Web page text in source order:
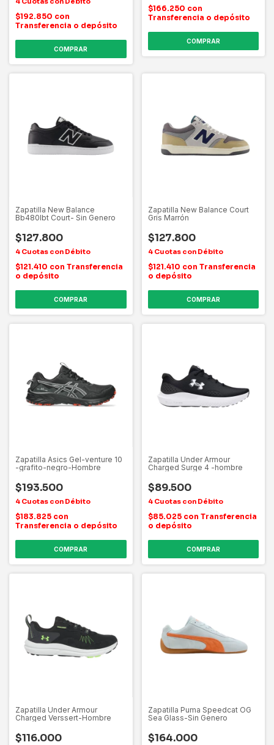
$192.850 con
Transferencia o depósito
COMPRAR
$166.250 con
Transferencia o depósito
COMPRAR
Zapatilla New Balance
Bb480lbt Court- Sin Genero
$127.800
$121.410 con Transferencia
o depósito
COMPRAR
Zapatilla New Balance Court
Gris Marrón
$127.800
$121.410 con Transferencia
o depósito
COMPRAR
Zapatilla Asics Gel-venture 10
-grafito-negro-Hombre
$193.500
$183.825 con
Transferencia o depósito
COMPRAR
Zapatilla Under Armour
Charged Surge 4 -hombre
$89.500
$85.025 con Transferencia
o depósito
COMPRAR
Zapatilla Under Armour
Charged Verssert-Hombre
$116.000
Zapatilla Puma Speedcat OG
Sea Glass-Sin Genero
$164.000